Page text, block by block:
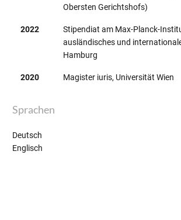
Obersten Gerichtshofs)
2022
Stipendiat am Max-Planck-
ausländisches und
Hamburg
2020 Magister iuris, Universität Wien
Sprachen
Deutsch
Englisch